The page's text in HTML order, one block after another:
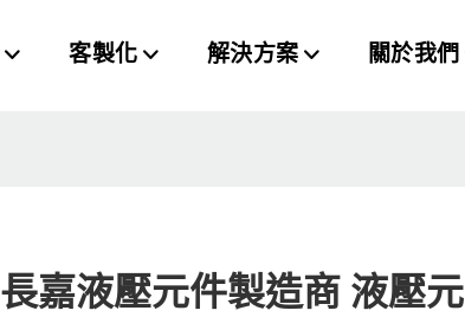
客製化 解決方案 關於我們
長嘉液壓元件製造商 液壓元